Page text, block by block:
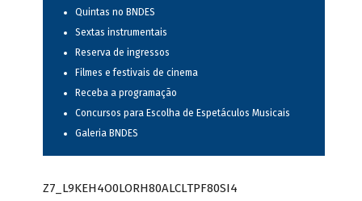
Quintas no BNDES
Sextas instrumentais
Reserva de ingressos
Filmes e festivais de cinema
Receba a programação
Concursos para Escolha de Espetáculos Musicais
Galeria BNDES
Z7_L9KEH4O0LORH80ALCLTPF80SI4